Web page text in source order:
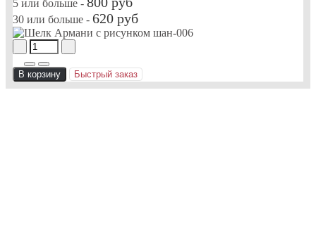
5 или больше -
30 или больше - 620 руб
В корзину Быстрый заказ